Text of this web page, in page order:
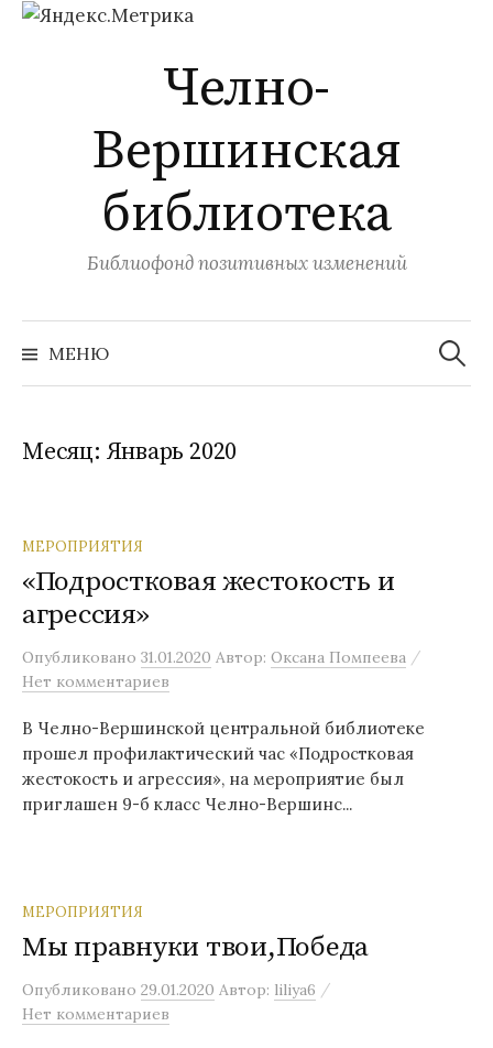
Челно-
Вершинская
библиотека
Библиофонд позитивных изменений
МЕНЮ
Найти:
Месяц: Январь 2020
МЕРОПРИЯТИЯ
«Подростковая жестокость и
агрессия»
Опубликовано 31.01.2020 Автор: Оксана Помпеева /
Нет комментариев
В Челно-Вершинской центральной библиотеке
прошел профилактический час «Подростковая
жестокость и агрессия», на мероприятие был
приглашен 9-б класс Челно-Вершинс...
МЕРОПРИЯТИЯ
Мы правнуки твои,Победа
Опубликовано 29.01.2020 Автор: liliya6 /
Нет комментариев